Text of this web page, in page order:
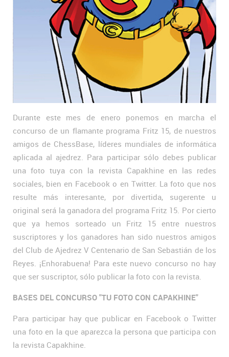
Durante este mes de enero ponemos en marcha el
concurso de un flamante programa Fritz 15, de nuestros
amigos de ChessBase, líderes mundiales de informática
aplicada al ajedrez. Para participar sólo debes publicar
una foto tuya con la revista Capakhine en las redes
sociales, bien en Facebook o en Twitter. La foto que nos
resulte más interesante, por divertida, sugerente u
original será la ganadora del programa Fritz 15. Por cierto
que ya hemos sorteado un Fritz 15 entre nuestros
suscriptores y los ganadores han sido nuestros amigos
del Club de Ajedrez V Centenario de San Sebastián de los
Reyes. ¡Enhorabuena! Para este nuevo concurso no hay
que ser suscriptor, sólo publicar la foto con la revista.
BASES DEL CONCURSO "TU FOTO CON CAPAKHINE"
Para participar hay que publicar en Facebook o Twitter
una foto en la que aparezca la persona que participa con
la revista Capakhine.